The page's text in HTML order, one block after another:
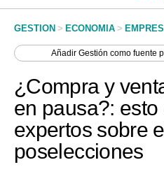
Management & Empleo
Perú
Política
Tu Dinero
GESTION > ECONOMIA >
AñadirGestión como fuente
¿Compra y
en pausa?:
expertos sobre
poselecciones